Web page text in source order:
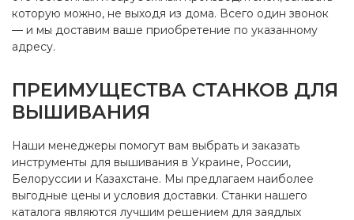
которую можно, не выходя из дома. Всего один звонок
— и мы доставим ваше приобретение по указанному
адресу.
ПРЕИМУЩЕСТВА СТАНКОВ ДЛЯ
ВЫШИВАНИЯ
Наши менеджеры помогут вам выбрать и заказать
инструменты для вышивания в Украине, России,
Белоруссии и Казахстане. Мы предлагаем наиболее
выгодные цены и условия доставки. Станки нашего
каталога являются лучшим решением для заядлых